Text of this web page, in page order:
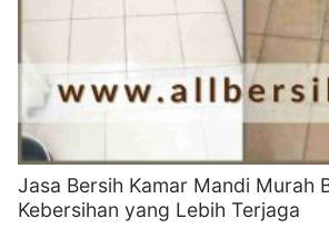
Jasa Bersih Kamar Mandi Murah
Kebersihan yang Lebih Terjaga